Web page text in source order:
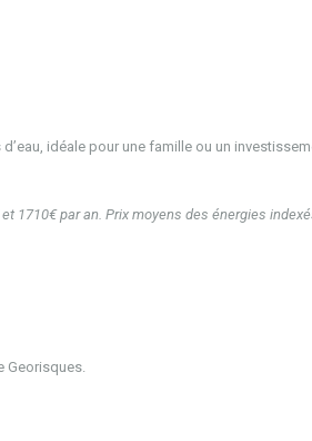
idéale pour une famille ou un
1710€ par an. Prix moyens des énergies
Georisques.